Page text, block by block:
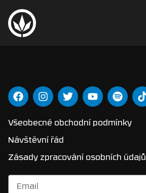
Všeobecné obchodní podmínky
Návštěvní řád
Zásady zpracování osobních údajů